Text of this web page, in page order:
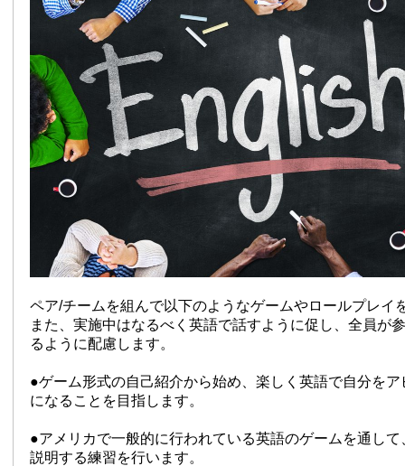
ペア/チームを組んで以下のようなゲームやロールプレイ
また、実施中はなるべく英語で話すように促し、全員が
るように配慮します。
●ゲーム形式の自己紹介から始め、楽しく英語で自分を
になることを目指します。
●アメリカで一般的に行われている英語のゲームを通し
説明する練習を行います。